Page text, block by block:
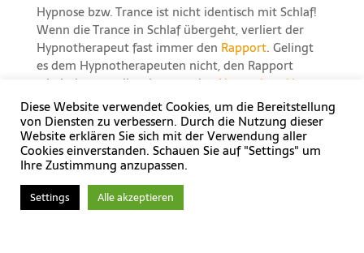
Hypnose bzw. Trance ist nicht identisch mit Schlaf!
Wenn die Trance in Schlaf übergeht, verliert der
Hypnotherapeut fast immer den Rapport. Gelingt
es dem Hypnotherapeuten nicht, den Rapport
wiederherzustellen, kann er den Hypnotisand:innen
ausschlafen lassen (was allerdings nur bedingt in
der Praxis möglich ist!) oder ihn auf geeignete Art
und Weise wecken. Hypnotisand:innen erschrecken
sich selbst häufiger etwas, wenn sie kurz vor dem
Einschlafen sind und der Körper zuckt, weil
Anspannungen losgelassen werden.
Diese Website verwendet Cookies, um die Bereitstellung
von Diensten zu verbessern. Durch die Nutzung dieser
Website erklären Sie sich mit der Verwendung aller
Cookies einverstanden. Schauen Sie auf "Settings" um
Ihre Zustimmung anzupassen.
Settings Alle akzeptieren